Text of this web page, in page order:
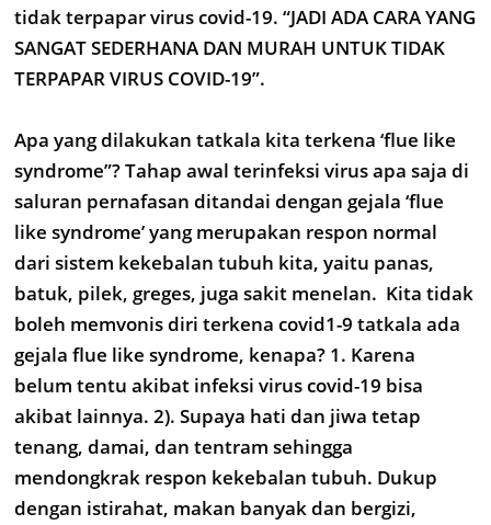
tidak terpapar virus covid-19. “JADI ADA CARA YANG
SANGAT SEDERHANA DAN MURAH UNTUK TIDAK
TERPAPAR VIRUS COVID-19”.
Apa yang dilakukan tatkala kita terkena ‘flue like
syndrome”? Tahap awal terinfeksi virus apa saja di
saluran pernafasan ditandai dengan gejala ‘flue
like syndrome’ yang merupakan respon normal
dari sistem kekebalan tubuh kita, yaitu panas,
batuk, pilek, greges, juga sakit menelan. Kita tidak
boleh memvonis diri terkena covid1-9 tatkala ada
gejala flue like syndrome, kenapa? 1. Karena
belum tentu akibat infeksi virus covid-19 bisa
akibat lainnya. 2). Supaya hati dan jiwa tetap
tenang, damai, dan tentram sehingga
mendongkrak respon kekebalan tubuh. Dukup
dengan istirahat, makan banyak dan bergizi,